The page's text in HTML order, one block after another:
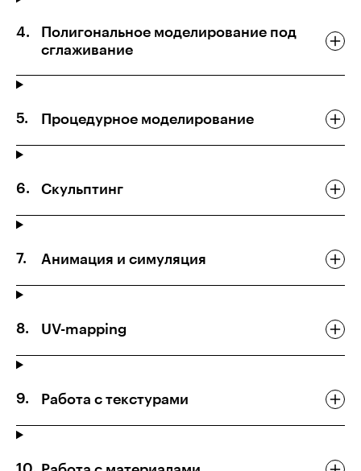
Полигональное моделирование под
сглаживание
Процедурное моделирование
Скульптинг
Анимация и симуляция
UV-mapping
Работа с текстурами